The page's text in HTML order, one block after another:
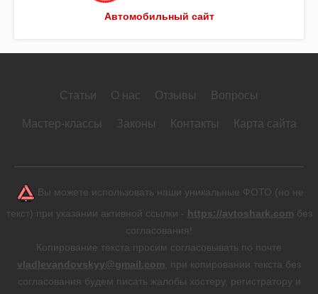
Автомобильный сайт
Статьи О нас Отзывы Вопросы
Мастер-классы Законы Контакты Карта сайта
Вы можете использовать наши уникальные ФОТО (но не
текст) при указании активной ссылки - https://avtoshark.com без
согласования!
Копирование текста просим согласовывать по почте
vladlevandovskyy@gmail.com , при копировании текста без
согласования будем писать жалобы хостеру, регистратору и